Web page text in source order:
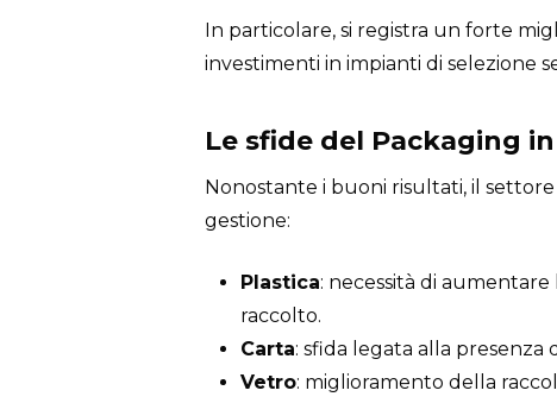
In particolare, si registra un forte
investimenti in impianti di selezione
Le sfide del Packaging
Nonostante i buoni risultati, il
gestione:
Plastica: necessità di
raccolto.
Carta: sfida legata alla presenza
Vetro: miglioramento della